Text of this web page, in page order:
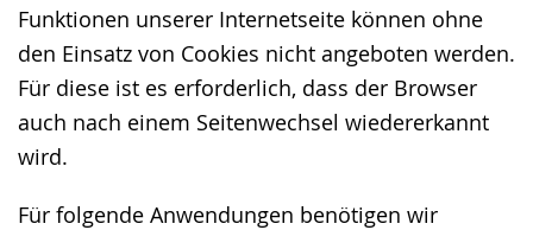
Funktionen unserer Internetseite können ohne
den Einsatz von Cookies nicht angeboten werden.
Für diese ist es erforderlich, dass der Browser
auch nach einem Seitenwechsel wiedererkannt
wird.
Für folgende Anwendungen benötigen wir